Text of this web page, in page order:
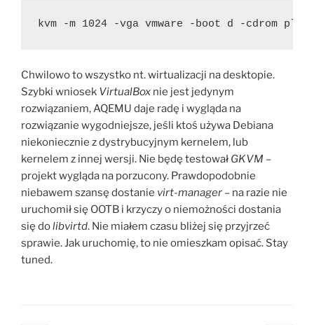
kvm -m 1024 -vga vmware -boot d -cdrom
Chwilowo to wszystko nt. wirtualizacji na desktopie.
Szybki wniosek VirtualBox nie jest jedynym
rozwiązaniem, AQEMU daje radę i wygląda na
rozwiązanie wygodniejsze, jeśli ktoś używa Debiana
niekoniecznie z dystrybucyjnym kernelem, lub
kernelem z innej wersji. Nie będę testował GKVM –
projekt wygląda na porzucony. Prawdopodobnie
niebawem szansę dostanie virt-manager – na razie nie
uruchomił się OOTB i krzyczy o niemożności dostania
się dolibvirtd. Nie miałem czasu bliżej się przyjrzeć
sprawie. Jak uruchomię, to nie omieszkam opisać. Stay
tuned.